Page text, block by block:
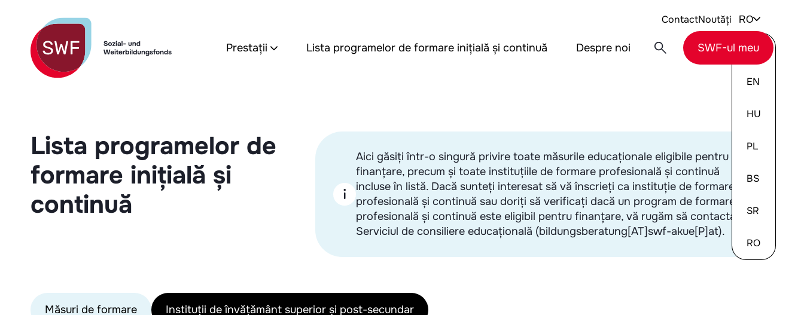
ContactNoutăți RO
DE
EN
HU
PL
BS
SR
RO
Prestații Lista programelor de formare inițială și continuă Despre noi SWF-ul meu
Lista programelor de
formare inițială și
continuă
Aici găsiți într-o singură privire toate măsurile educaționale eligibile pentru
finanțare, precum și toate instituțiile de formare profesională și continuă
incluse în listă. Dacă sunteți interesat să vă înscrieți ca instituție de formare
profesională și continuă sau doriți să verificați dacă un program de formare
profesională și continuă este eligibil pentru finanțare, vă rugăm să contactați
Serviciul de consiliere educațională (bildungsberatung[AT]swf-akue[P]at).
Măsuri de formare Instituții de învățământ superior și post-secundar